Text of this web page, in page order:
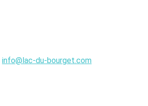
info@lac-du-bourget.com